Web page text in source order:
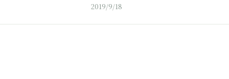
2019/9/18